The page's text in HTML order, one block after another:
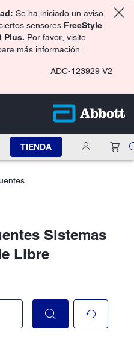
Se ha iniciado un aviso
sensores FreeStyle
Plus. Por favor, visite
más información.
ADC-123929 V2
TIENDA
Sistemas
Libre